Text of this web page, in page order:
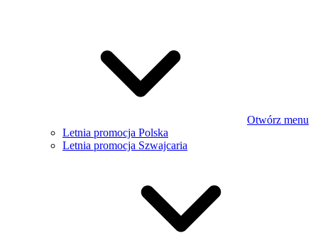
Otwórz menu
Letnia promocja Polska
Letnia promocja Szwajcaria